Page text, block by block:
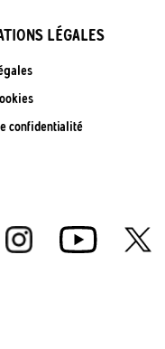
LÉGALES
confidentialité